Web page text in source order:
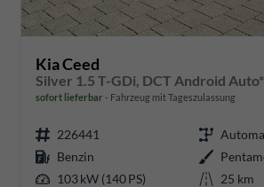
Kia Ceed
sofort lieferbar Fahrzeug mit Tageszulassung
226441
Benzin
103 kW (140 PS)
25 km